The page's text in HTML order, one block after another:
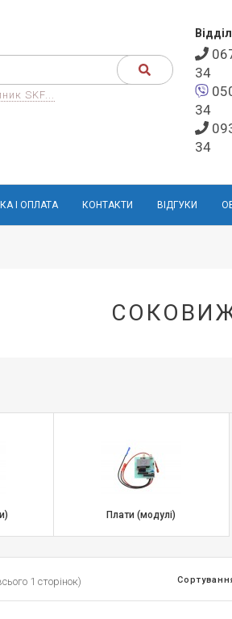
SKF...
34
34
34
І ОПЛАТА КОНТАКТИ ВІДГУКИ
Плати (модулі)
1 сторінок)